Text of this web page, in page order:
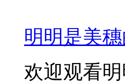
明明是美
欢迎观看